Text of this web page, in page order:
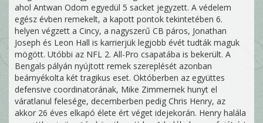
ahol Antwan Odom egyedül 5 sacket jegyzett. A védelem
egész évben remekelt, a kapott pontok tekintetében 6.
helyen végzett a Cincy, a nagyszerű CB páros, Jonathan
Joseph és Leon Hall is karrierjük legjobb évét tudták maguk
mögött. Utóbbi az NFL 2. All-Pro csapatába is bekerült. A
Bengals pályán nyújtott remek szereplését azonban
beárnyékolta két tragikus eset. Októberben az együttes
defensive coordinatorának, Mike Zimmernek hunyt el
váratlanul felesége, decemberben pedig Chris Henry, az
akkor 26 éves elkapó élete ért véget idejekorán. Henry halála